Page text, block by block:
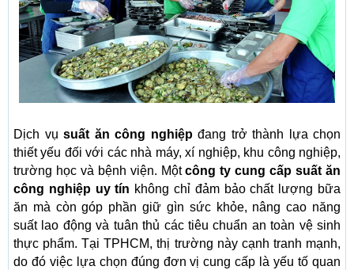
Dịch vụ suất ăn công nghiệpđang trở thành lựa chọn
thiết yếu đối với các nhà máy, xí nghiệp, khu công nghiệp,
trường học và bệnh viện. Mộtcông ty cung cấp suất ăn
công nghiệp uy tín không chỉ đảm bảo chất lượng bữa
ăn mà còn góp phần giữ gìn sức khỏe, nâng cao năng
suất lao động và tuân thủ các tiêu chuẩn an toàn vệ sinh
thực phẩm. Tại TPHCM, thị trường này cạnh tranh mạnh,
do đó việc lựa chọn đúng đơn vị cung cấp là yếu tố quan